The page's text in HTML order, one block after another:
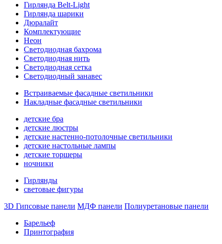
Гирлянда Belt-Light
Гирлянда шарики
Дюралайт
Комплектующие
Неон
Светодиодная бахрома
Светодиодная нить
Светодиодная сетка
Светодиодный занавес
Встраиваемые фасадные светильники
Накладные фасадные светильники
детские бра
детские люстры
детские настенно-потолочные светильники
детские настольные лампы
детские торшеры
ночники
Гирлянды
световые фигуры
3D Гипсовые панели МДФ панели Полиуретановые панели
Барельеф
Принтография